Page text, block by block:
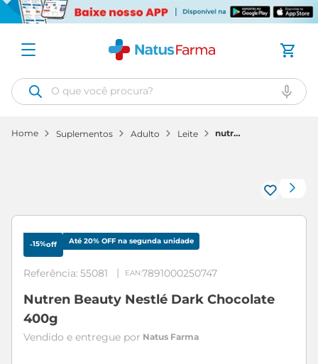
O que você procura?
suplementos adulto leite
nutren
-15%off Até 20% OFF na segunda unidade
Referência: 55081 7891000250747
Nutren Beauty Nestlé Dark Chocolate
400g
Natus Farma